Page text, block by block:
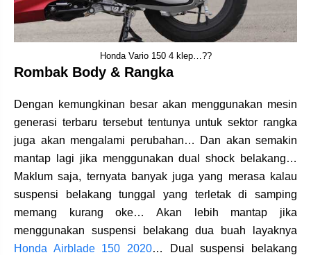
Honda Vario 150 4 klep…??
Rombak Body & Rangka
Dengan kemungkinan besar akan menggunakan mesin
generasi terbaru tersebut tentunya untuk sektor rangka
juga akan mengalami perubahan… Dan akan semakin
mantap lagi jika menggunakan dual shock belakang…
Maklum saja, ternyata banyak juga yang merasa kalau
suspensi belakang tunggal yang terletak di samping
memang kurang oke… Akan lebih mantap jika
menggunakan suspensi belakang dua buah layaknya
Honda Airblade 150 2020… Dual suspensi belakang